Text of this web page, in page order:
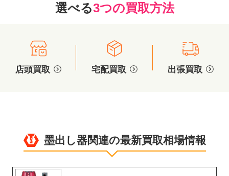
選べる3つの買取方法
店頭買取 宅配買取 出張買取
墨出し器関連の最新買取相場情報